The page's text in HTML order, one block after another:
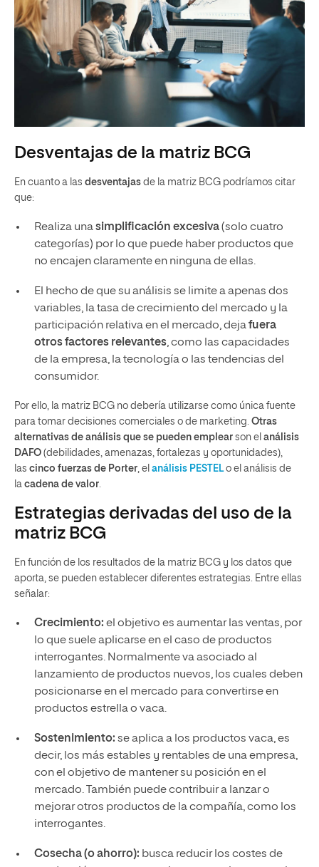
Desventajas de la matriz BCG
En cuanto a las desventajas de la matriz BCG podríamos citar
que:
Realiza unasimplificación excesiva(solo cuatro
categorías) por lo que puede haber productos que
no encajen claramente en ninguna de ellas.
El hecho de que su análisis se limite a apenas dos
variables, la tasa de crecimiento del mercado y la
participación relativa en el mercado, dejafuera
otros factores relevantes, como las capacidades
de la empresa, la tecnología o las tendencias del
consumidor.
Por ello, la matriz BCG no debería utilizarse como única fuente
para tomar decisiones comerciales o de marketing. Otras
alternativas de análisis que se pueden emplear son el análisis
DAFO (debilidades, amenazas, fortalezas y oportunidades),
las cinco fuerzas de Porter, el análisis PESTELo el análisis de
la cadena de valor.
Estrategias derivadas del uso de la
matriz BCG
En función de los resultados de la matriz BCG y los datos que
aporta, se pueden establecer diferentes estrategias. Entre ellas
señalar:
Crecimiento: el objetivo es aumentar las ventas, por
lo que suele aplicarse en el caso de productos
interrogantes. Normalmente va asociado al
lanzamiento de productos nuevos, los cuales deben
posicionarse en el mercado para convertirse en
productos estrella o vaca.
Sostenimiento: se aplica a los productos vaca, es
decir, los más estables y rentables de una empresa,
con el objetivo de mantener su posición en el
mercado. También puede contribuir a lanzar o
mejorar otros productos de la compañía, como los
interrogantes.
Cosecha (o ahorro): busca reducir los costes de